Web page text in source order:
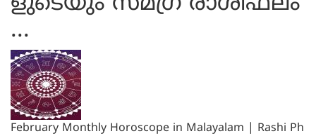
...
February Monthly Horoscope in Malayalam | Rashi Ph